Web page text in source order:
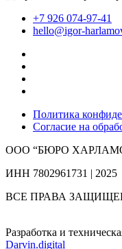
+7 926 074-97-41
hello@igor-
Политика
Согласие на
ООО “БЮРО
ИНН 7802961731 | 2025
ВСЕ ПРАВА
Разработка и
Darvin.digital